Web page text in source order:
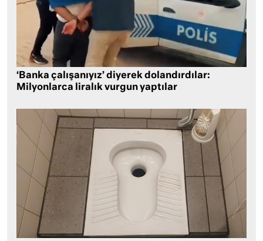
‘Banka çalışanıyız’ diyerek dolandırdılar:
Milyonlarca liralık vurgun yaptılar